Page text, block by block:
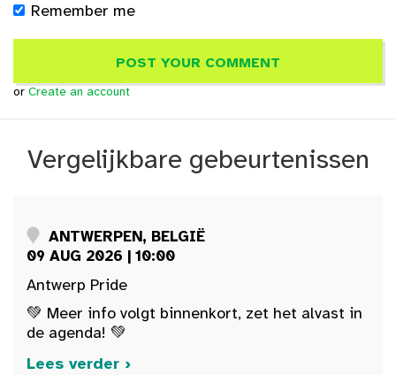
Remember me
or Create an account
Vergelijkbare gebeurtenissen
ANTWERPEN, BELGIË
09 AUG 2026 | 10:00
Antwerp Pride
💚 Meer info volgt binnenkort, zet het alvast in
de agenda! 💚
Lees verder ›